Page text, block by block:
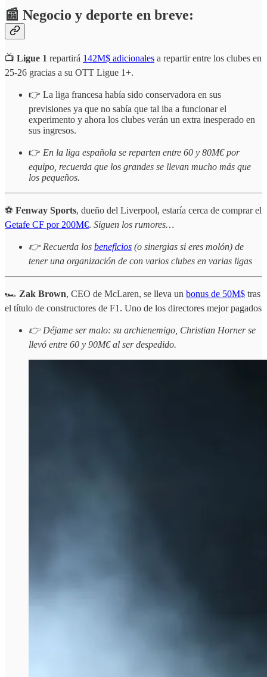
📰 Negocio y deporte en breve:
📺 Ligue 1 repartirá 142M$ adicionales a repartir entre los clubes en
25-26 gracias a su OTT Ligue 1+.
👉 La liga francesa había sido conservadora en sus
previsiones ya que no sabía que tal iba a funcionar el
experimento y ahora los clubes verán un extra inesperado en
sus ingresos.
👉 En la liga española se reparten entre 60 y 80M€ por
equipo, recuerda que los grandes se llevan mucho más que
los pequeños.
⚽ Fenway Sports, dueño del Liverpool, estaría cerca de comprar el
Getafe CF por 200M€. Siguen los rumores…
👉 Recuerda los beneficios (o sinergias si eres molón) de
tener una organización de con varios clubes en varias ligas
🏎️ Zak Brown, CEO de McLaren, se lleva un bonus de 50M$ tras
el título de constructores de F1. Uno de los directores mejor pagados
👉 Déjame ser malo: su archienemigo, Christian Horner se
llevó entre 60 y 90M€ al ser despedido.